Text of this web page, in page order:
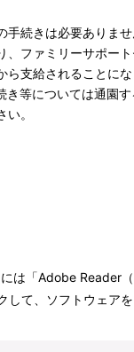
続きは必要ありませ
ファミリーサポー
支給されることにな
等については通園す
い。
は「Adobe Reader
て、ソフトウェア